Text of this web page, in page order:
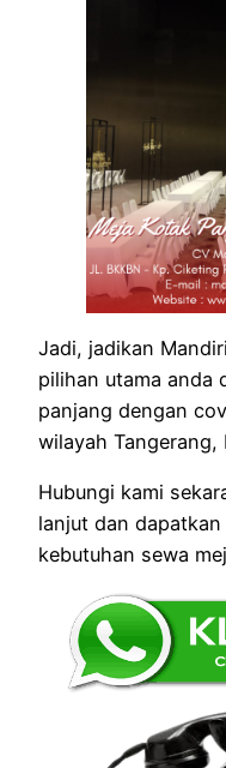
Jadi, jadikan
pilihan utama anda
panjang dengan
wilayah Tangerang,
Hubungi kami
lanjut dan
kebutuhan sewa